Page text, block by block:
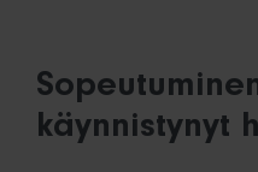
käynnistynyt